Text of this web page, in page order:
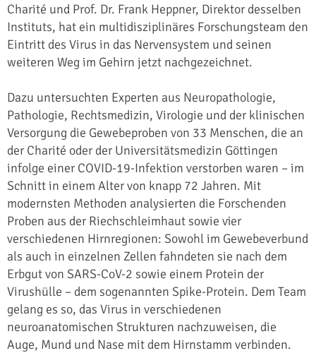
Charité und Prof. Dr. Frank Heppner, Direktor desselben
Instituts, hat ein multidisziplinäres Forschungsteam den
Eintritt des Virus in das Nervensystem und seinen
weiteren Weg im Gehirn jetzt nachgezeichnet.
Dazu untersuchten Experten aus Neuropathologie,
Pathologie, Rechtsmedizin, Virologie und der klinischen
Versorgung die Gewebeproben von 33 Menschen, die an
der Charité oder der Universitätsmedizin Göttingen
infolge einer COVID-19-Infektion verstorben waren – im
Schnitt in einem Alter von knapp 72 Jahren. Mit
modernsten Methoden analysierten die Forschenden
Proben aus der Riechschleimhaut sowie vier
verschiedenen Hirnregionen: Sowohl im Gewebeverbund
als auch in einzelnen Zellen fahndeten sie nach dem
Erbgut von SARS-CoV-2 sowie einem Protein der
Virushülle – dem sogenannten Spike-Protein. Dem Team
gelang es so, das Virus in verschiedenen
neuroanatomischen Strukturen nachzuweisen, die
Auge, Mund und Nase mit dem Hirnstamm verbinden.